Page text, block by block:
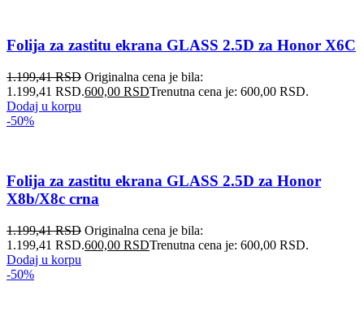
Folija za zastitu ekrana GLASS 2.5D za Honor X6C
1.199,41RSD Originalna cena je bila:
1.199,41 RSD.600,00 RSDTrenutna cena je: 600,00 RSD.
Dodaj u korpu
-50%
Folija za zastitu ekrana GLASS 2.5D za Honor
X8b/X8c crna
1.199,41RSD Originalna cena je bila:
1.199,41 RSD.600,00 RSDTrenutna cena je: 600,00 RSD.
Dodaj u korpu
-50%